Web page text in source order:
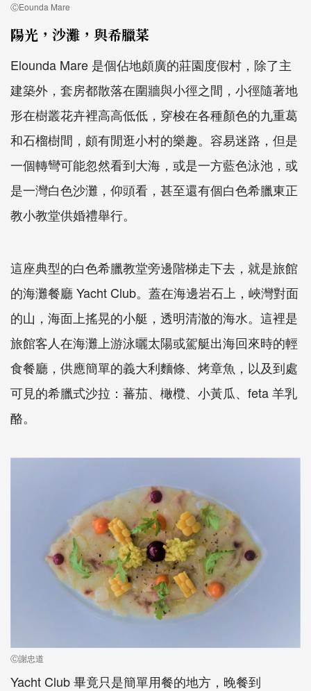
ⒸEounda Mare
陽光，沙灘，與希臘菜
Elounda Mare 是個佔地頗廣的莊園度假村，除了主
建築外，套房都散落在圍牆與小徑之間，小徑隨著地
形在樹叢花卉裡高高低低，穿梭在各種顏色的九重葛
和石榴樹間，頗有閒逛小村的樂趣。容易迷路，但是
一個轉彎可能忽然看到大海，或是一方藍色泳池，或
是一灣白色沙灘，仰頭看，甚至還有個白色希臘東正
教小教堂供婚禮舉行。
這座典型的白色希臘教堂旁邊階梯走下去，就是旅館
的海灘餐廳 Yacht Club。蓋在海邊岩石上，峽灣對面
的山，海面上搖晃的小艇，透明清澈的海水。這裡是
旅館客人在海灘上游泳曬太陽或駕艇出海回來時的輕
食餐廳，供應簡單的義大利麵條、烤章魚，以及到處
可見的希臘式沙拉：蕃茄、橄欖、小黃瓜、feta 羊乳
酪。
Ⓒ謝忠道
Yacht Club 畢竟只是簡單用餐的地方，晚餐到